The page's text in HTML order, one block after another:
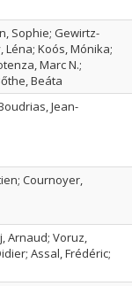
Sophie; Gewirtz-
Koós, Mónika;
Marc N.;
Beáta
Jean-
Cournoyer,
Arnaud; Voruz,
Assal, Frédéric;